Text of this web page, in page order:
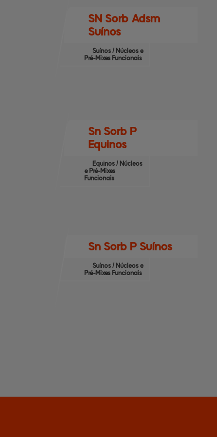
SN Sorb Adsm
Suínos
Suínos / Núcleos e
Pré-Mixes Funcionais
Sn Sorb P
Equinos
Equinos / Núcleos
e Pré-Mixes
Funcionais
Sn Sorb P Suínos
Suínos / Núcleos e
Pré-Mixes Funcionais